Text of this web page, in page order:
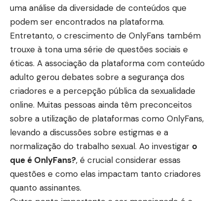
uma análise da diversidade de conteúdos que
podem ser encontrados na plataforma.
Entretanto, o crescimento de OnlyFans também
trouxe à tona uma série de questões sociais e
éticas. A associação da plataforma com conteúdo
adulto gerou debates sobre a segurança dos
criadores e a percepção pública da sexualidade
online. Muitas pessoas ainda têm preconceitos
sobre a utilização de plataformas como OnlyFans,
levando a discussões sobre estigmas e a
normalização do trabalho sexual. Ao investigar o
que é OnlyFans?, é crucial considerar essas
questões e como elas impactam tanto criadores
quanto assinantes.